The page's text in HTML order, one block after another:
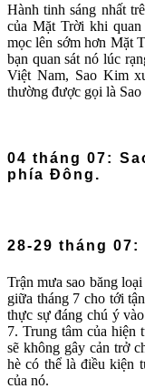
Hành tinh sáng nhất
của Mặt Trời khi
mọc lên sớm hơn Mặt
bạn quan sát nó lúc
Việt Nam, Sao Kim
thường được gọi là Sao
04 tháng 07:
phía Đông.
28-29 tháng
Trận mưa sao băng
giữa tháng 7 cho tới
thực sự đáng chú ý
7. Trung tâm của hiện
sẽ không gây cản trở
hè có thể là điều kiện
của nó.